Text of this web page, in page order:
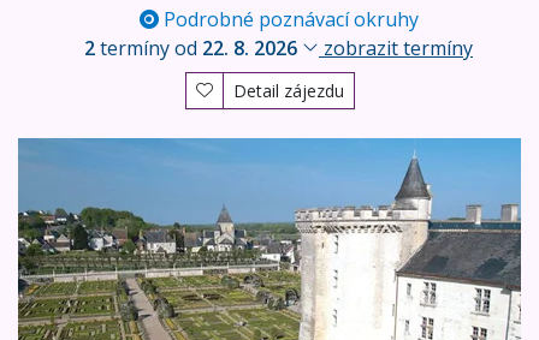
Podrobné poznávací okruhy
2termíny od 22. 8. 2026 zobrazit termíny
Detail zájezdu
Turistické lahůdky Francie - zámky na Loiře, Bretaň,